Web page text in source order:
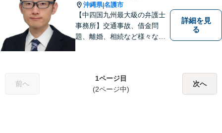
沖縄県|名護市
【中四国九州最大級の弁護士
事務所】交通事故、借金問
題、離婚、相続など様々な問
詳細を見
る
前へ
1ページ目
(2ページ中)
次へ